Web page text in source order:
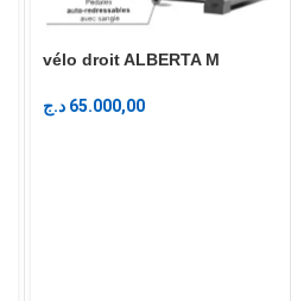
vélo droit ALBERTA M
65.000,00 د.ج